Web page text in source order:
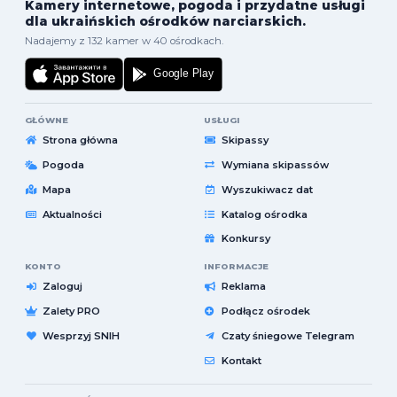
Kamery internetowe, pogoda i przydatne usługi
dla ukraińskich ośrodków narciarskich.
Nadajemy z 132 kamer w 40 ośrodkach.
GŁÓWNE
Strona główna
Pogoda
Mapa
Aktualności
USŁUGI
Skipassy
Wymiana skipassów
Wyszukiwacz dat
Katalog ośrodka
Konkursy
KONTO
Zaloguj
Zalety PRO
Wesprzyj SNIH
INFORMACJE
Reklama
Podłącz ośrodek
Czaty śniegowe Telegram
Kontakt